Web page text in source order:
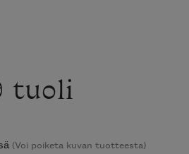
tuoli
(Voi poiketa kuvan tuotteesta)